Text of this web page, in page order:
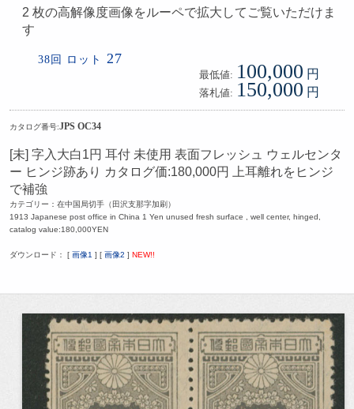
2 枚の高解像度画像をルーペで拡大してご覧いただけま
す
38回 ロット 27
最低値: 100,000 円
落札値: 150,000 円
カタログ番号:JPS OC34
[未] 字入大白1円 耳付 未使用 表面フレッシュ ウェルセンタ
ー ヒンジ跡あり カタログ価:180,000円 上耳離れをヒンジ
で補強
カテゴリー：在中国局切手（田沢支那字加刷）
1913 Japanese post office in China 1 Yen unused fresh surface , well center, hinged,
catalog value:180,000YEN
ダウンロード： [ 画像1 ] [ 画像2 ] NEW!!